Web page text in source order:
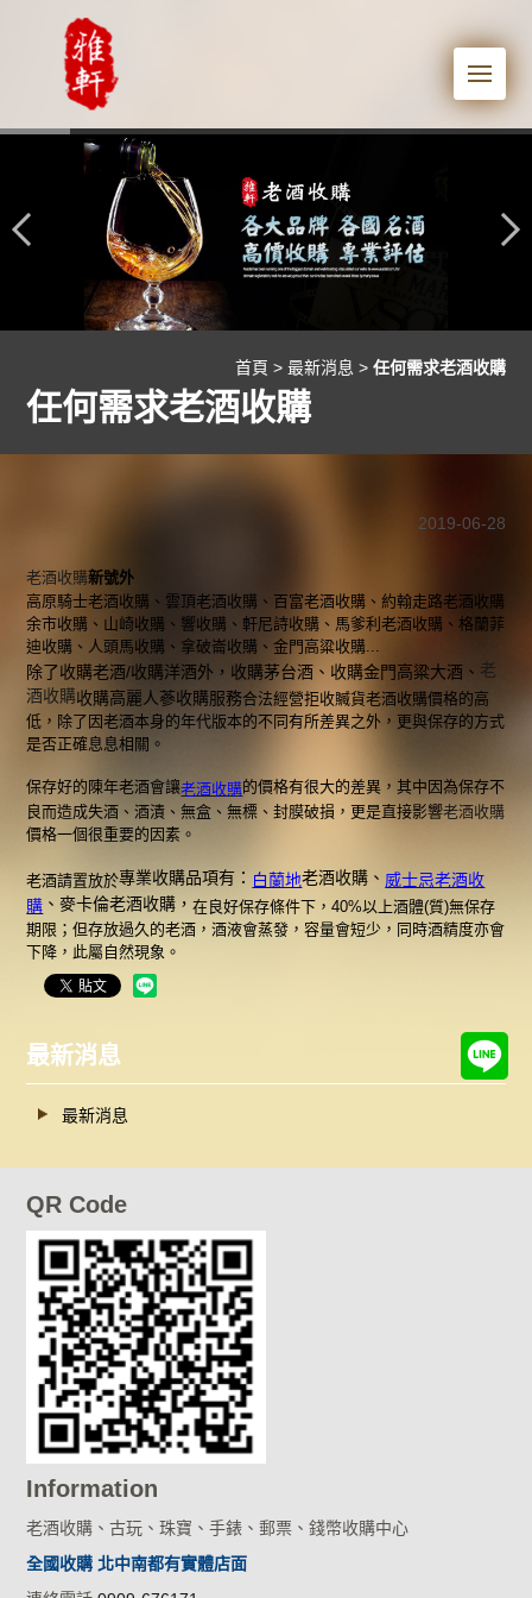
首頁 > 最新消息 > 任何需求老酒收購
任何需求老酒收購
2019-06-28
老酒收購新號外
高原騎士老酒收購、雲頂老酒收購、百富老酒收購、約翰走路老酒收購
余市收購、山崎收購、響收購、軒尼詩收購、馬爹利老酒收購、格蘭菲
迪收購、人頭馬收購、拿破崙收購、金門高粱收購...
除了收購老酒/收購洋酒外，收購茅台酒、收購金門高粱大酒、 老
酒收購收購高麗人蔘收購服務合法經營拒收贓貨老酒收購價格的高
低，除了因老酒本身的年代版本的不同有所差異之外，更與保存的方式
是否正確息息相關。
保存好的陳年老酒會讓老酒收購的價格有很大的差異，其中因為保存不
良而造成失酒、酒漬、無盒、無標、封膜破損，更是直接影響老酒收購
價格一個很重要的因素。
老酒請置放於專業收購品項有： 白蘭地老酒收購、 威士忌老酒收
購 、麥卡倫老酒收購，在良好保存條件下，40%以上酒體(質)無保存
期限；但存放過久的老酒，酒液會蒸發，容量會短少，同時酒精度亦會
下降，此屬自然現象。
最新消息
最新消息
QR Code
Information
老酒收購、古玩、珠寶、手錶、郵票、錢幣收購中心
全國收購 北中南都有實體店面